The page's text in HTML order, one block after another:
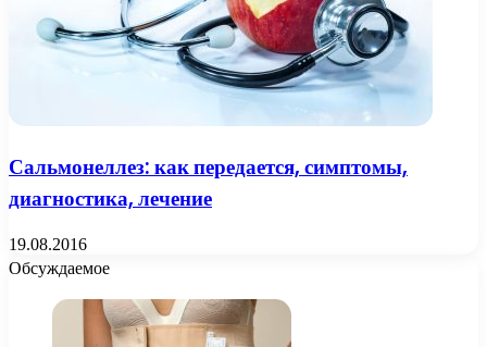
Сальмонеллез: как передается, симптомы,
диагностика, лечение
19.08.2016
Обсуждаемое